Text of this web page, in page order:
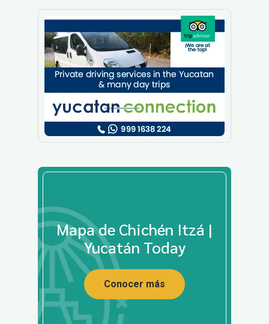
Mapa de Chichén Itzá |
Yucatán Today
Conocer más